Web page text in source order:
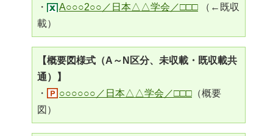
・
A○○○2○○／日本△△学会／□□□ （←既収
載）
【概要図様式（A～N区分、未収載・既収載共
通）】
・
○○○○○○／日本△△学会／□□□ （概要
図）